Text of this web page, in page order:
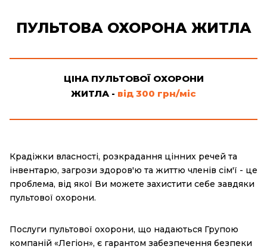
ПУЛЬТОВА ОХОРОНА ЖИТЛА
ЦІНА ПУЛЬТОВОЇ ОХОРОНИ
ЖИТЛА - від 300 грн/міс
Крадіжки власності, розкрадання цінних речей та
інвентарю, загрози здоров'ю та життю членів сім'ї - це
проблема, від якої Ви можете захистити себе завдяки
пультової охорони.
Послуги пультової охорони, що надаються Групою
компаній «Легіон», є гарантом забезпечення безпеки